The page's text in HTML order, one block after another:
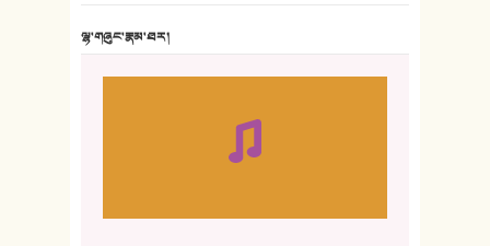
10. ཆང་གཞས། ༣
ལྷ་གཞུང་རྣམ་ཐར།